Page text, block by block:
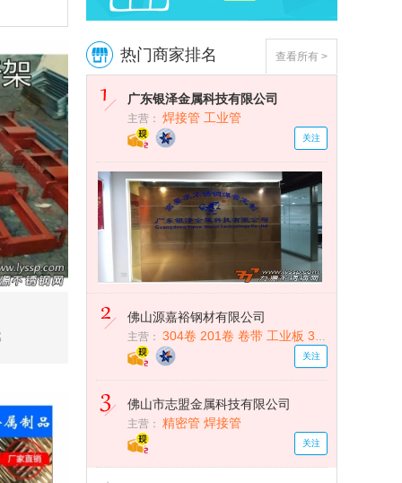
热门商家排名 查看所有 >
广东银泽金属科技有限公司
主营： 焊接管 工业管
关注
佛山源嘉裕钢材有限公司
主营： 304卷 201卷 卷带 工业板 316卷 304板
关注
佛山市志盟金属科技有限公司
主营： 精密管 焊接管
关注